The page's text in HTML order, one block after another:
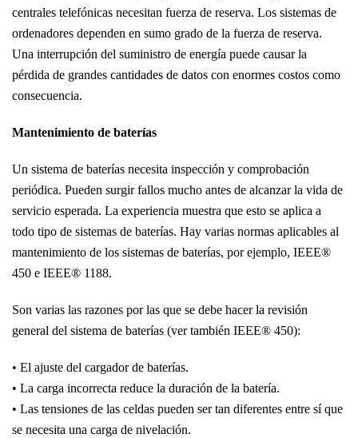
centrales telefónicas necesitan fuerza de reserva. Los sistemas de
ordenadores dependen en sumo grado de la fuerza de reserva.
Una interrupción del suministro de energía puede causar la
pérdida de grandes cantidades de datos con enormes costos como
consecuencia.
Mantenimiento de baterías
Un sistema de baterías necesita inspección y comprobación
periódica. Pueden surgir fallos mucho antes de alcanzar la vida de
servicio esperada. La experiencia muestra que esto se aplica a
todo tipo de sistemas de baterías. Hay varias normas aplicables al
mantenimiento de los sistemas de baterías, por ejemplo, IEEE®
450 e IEEE® 1188.
Son varias las razones por las que se debe hacer la revisión
general del sistema de baterías (ver también IEEE® 450):
• El ajuste del cargador de baterías.
• La carga incorrecta reduce la duración de la batería.
• Las tensiones de las celdas pueden ser tan diferentes entre sí que
se necesita una carga de nivelación.